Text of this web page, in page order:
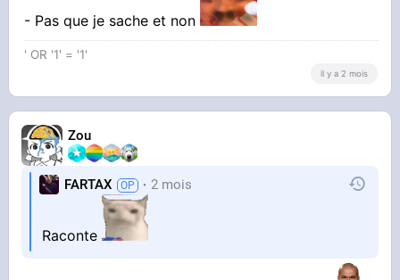
- Pas que je sache et non
' OR '1' = '1'
il y a 2 mois
Zou
FARTAX 2 mois
Raconte